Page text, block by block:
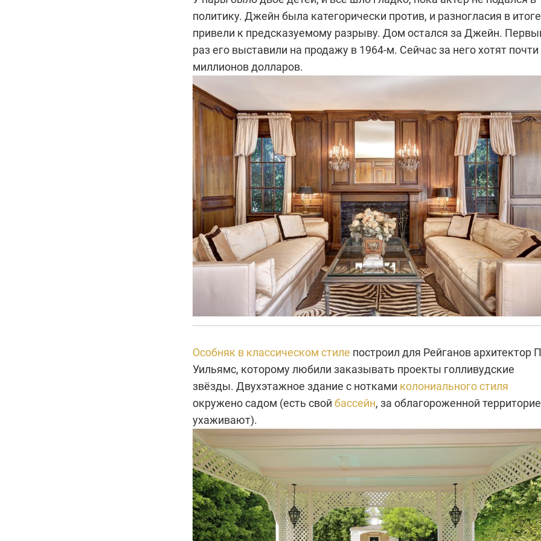
политику. Джейн была категорически против, и разногласия в итоге
привели к предсказуемому разрыву. Дом остался за Джейн.
раз его выставили на продажу в 1964-м. Сейчас за него хотят почти
миллионов долларов.
Особняк в классическом стиле построил для Рейганов архитектор
Уильямс, которому любили заказывать проекты голливудские
звёзды. Двухэтажное здание с нотками колониального стиля
окружено садом (есть свой бассейн, за облагороженной
ухаживают).